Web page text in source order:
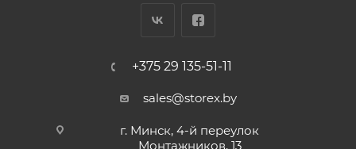
+375 29 135-51-11
sales@storex.by
г. Минск, 4-й переулок
Монтажников, 13